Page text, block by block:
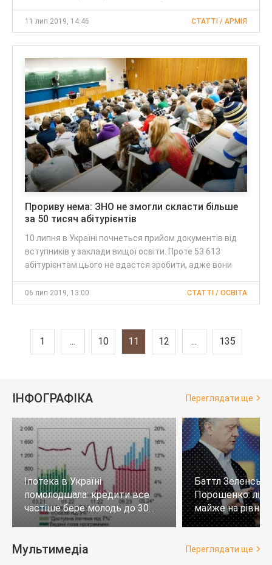
11 лип 2019, 14:46 CТАТТІ / АРМІЯ
Прориву нема: ЗНО не змогли скласти більше
за 50 тисяч абітурієнтів
10 липня в Україні почнеться прийом документів від
вступників у заклади вищої освіти. Проте 53 613
абітурієнтам цього не вдастся зробити, адже вони
06 лип 2019, 13:00 CТАТТІ / ОСВІТА
1 ... 10 11 12 ... 135
ІНФОГРАФІКА Переглядати ще
Іпотека в Україні
помолодшала: кредити все
частіше бере молодь до 30
років
Баттл
Порошенко:
майже на
тих, хто не
Мультимедіа Переглядати ще